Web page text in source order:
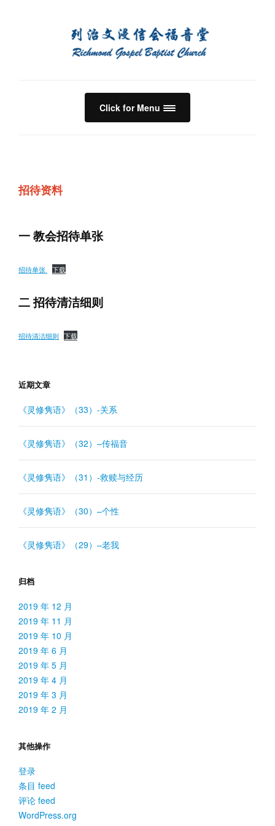
Click for Menu
招待资料
一 教会招待单张
招待单张 下载
二 招待清洁细则
招待清洁细则 下载
近期文章
《灵修隽语》（33）-关系
《灵修隽语》（32）–传福音
《灵修隽语》（31）-救赎与经历
《灵修隽语》（30）–个性
《灵修隽语》（29）–老我
归档
2019 年 12 月
2019 年 11 月
2019 年 10 月
2019 年 6 月
2019 年 5 月
2019 年 4 月
2019 年 3 月
2019 年 2 月
其他操作
登录
条目 feed
评论 feed
WordPress.org